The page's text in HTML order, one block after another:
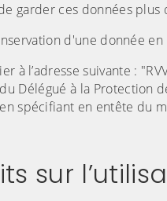
garder ces données plus
d'une donnée
à l’adresse suivante :
Délégué à la Protection
spécifiant en entête du
sur